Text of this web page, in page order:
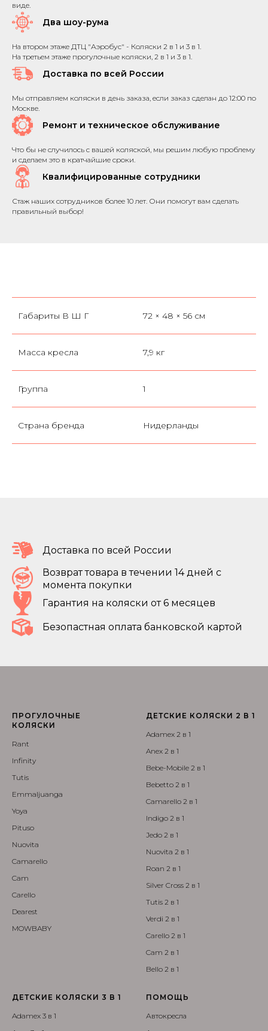
виде.
Два шоу-рума
На втором этаже ДТЦ "Аэробус" - Коляски 2 в 1 и 3 в 1.
На третьем этаже прогулочные коляски, 2 в 1 и 3 в 1.
Доставка по всей России
Мы отправляем коляски в день заказа, если заказ сделан до 12:00 по
Москве.
Ремонт и техническое обслуживание
Что бы не случилось с вашей коляской, мы решим любую проблему
и сделаем это в кратчайшие сроки.
Квалифицированные сотрудники
Стаж наших сотрудников более 10 лет. Они помогут вам сделать
правильный выбор!
Габариты В Ш Г 72 × 48 × 56 см
Масса кресла 7,9 кг
Группа 1
Страна бренда Нидерланды
Доставка по всей России
Возврат товара в течении 14 дней с
момента покупки
Гарантия на коляски от 6 месяцев
Безопастная оплата банковской картой
ПРОГУЛОЧНЫЕ
КОЛЯСКИ
Rant
Infinity
Tutis
Emmaljuanga
Yoya
Pituso
Nuovita
Camarello
Cam
Carello
Dearest
MOWBABY
ДЕТСКИЕ КОЛЯСКИ 2 В 1
Adamex 2 в 1
Anex 2 в 1
Bebe-Mobile 2 в 1
Bebetto 2 в 1
Camarello 2 в 1
Indigo 2 в 1
Jedo 2 в 1
Nuovita 2 в 1
Roan 2 в 1
Silver Cross 2 в 1
Tutis 2 в 1
Verdi 2 в 1
Carello 2 в 1
Cam 2 в 1
Bello 2 в 1
ДЕТСКИЕ КОЛЯСКИ 3 В 1
Adamex 3 в 1
ПОМОЩЬ
Автокресла